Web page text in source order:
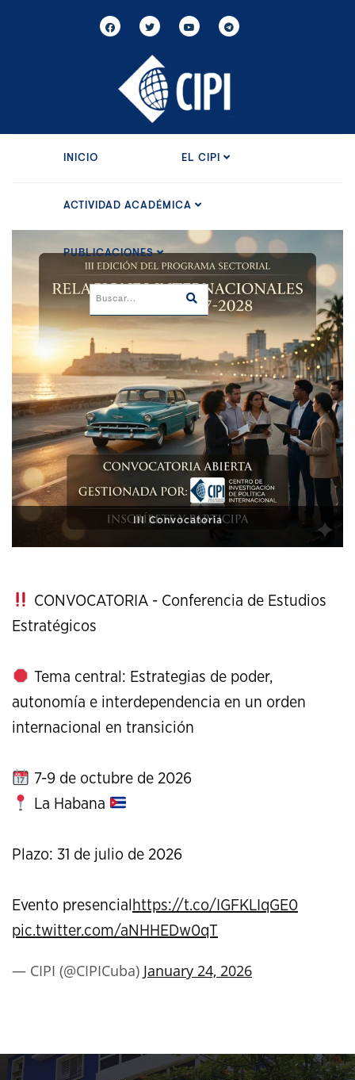
INICIO EL CIPI
ACTIVIDAD ACADÉMICA
PUBLICACIONES
XI Conference on Strategic Studies
CONVOCATORIA - Conferencia de Estudios
Estratégicos
Tema central: Estrategias de poder,
autonomía e interdependencia en un orden
internacional en transición
7-9 de octubre de 2026
La Habana
Plazo: 31 de julio de 2026
Evento presencial https://t.co/IGFKLIqGE0
pic.twitter.com/aNHHEDw0qT
— CIPI (@CIPICuba) January 24, 2026